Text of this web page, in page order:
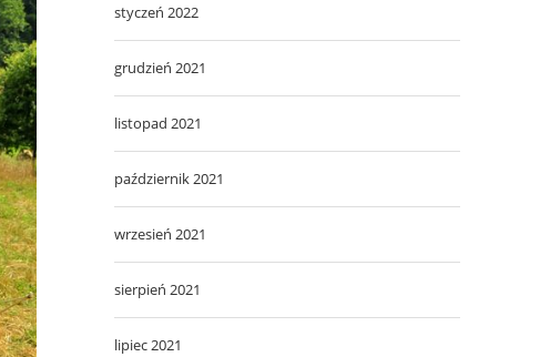
styczeń 2022
grudzień 2021
listopad 2021
październik 2021
wrzesień 2021
sierpień 2021
lipiec 2021